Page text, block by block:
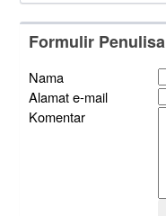
Formulir
Nama
Alamat e-mail
Komentar